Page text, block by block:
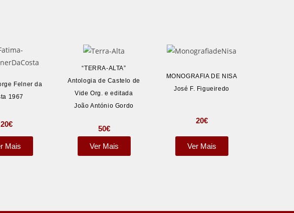
Felner da
1967
20€
Mais
“TERRA-ALTA”
Antologia de Castelo de
Vide Org. e editada
João António Gordo
50€
Ver Mais
MONOGRAFIA DE NISA
José F. Figueiredo
20€
Ver Mais